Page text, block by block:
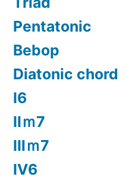
Pentatonic
Bebop
Diatonic chord
Ⅰ6
Ⅱｍ7
Ⅲｍ7
Ⅳ6